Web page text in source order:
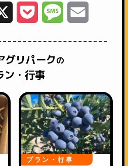
Pocket Message
グリパークの
ン・行事
プラン・行事